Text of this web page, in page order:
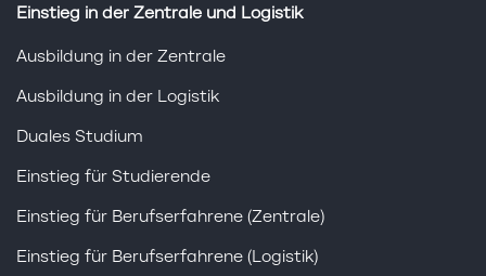
Einstieg in der Zentrale und Logistik
Ausbildung in der Zentrale
Ausbildung in der Logistik
Duales Studium
Einstieg für Studierende
Einstieg für Berufserfahrene (Zentrale)
Einstieg für Berufserfahrene (Logistik)